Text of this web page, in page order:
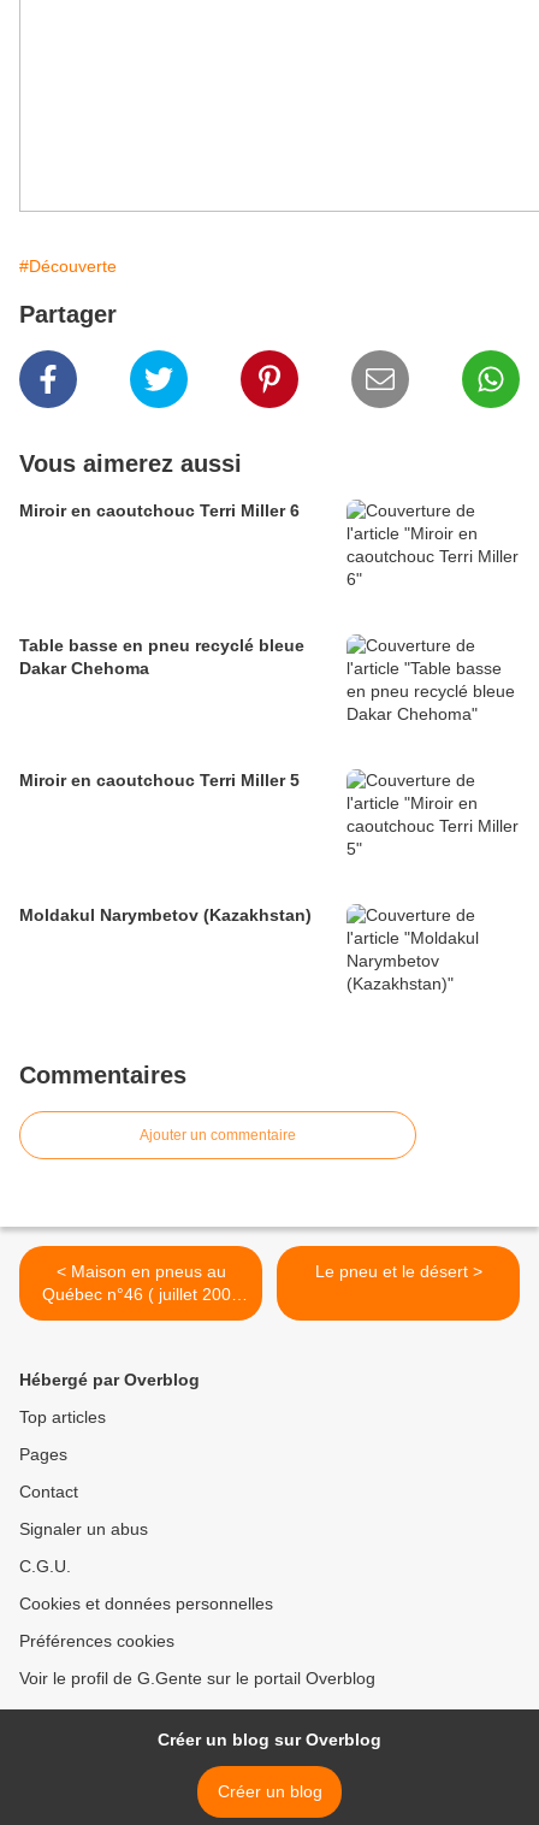
#Découverte
Partager
Vous aimerez aussi
Miroir en caoutchouc Terri Miller 6
Table basse en pneu recyclé bleue
Dakar Chehoma
Miroir en caoutchouc Terri Miller 5
Moldakul Narymbetov (Kazakhstan)
Commentaires
Ajouter un commentaire
< Maison en pneus au
Québec n°46 ( juillet 2006
muret nord )
Le pneu et le désert >
Hébergé par Overblog
Top articles
Pages
Contact
Signaler un abus
C.G.U.
Cookies et données personnelles
Préférences cookies
Voir le profil de G.Gente sur le portail Overblog
Créer un blog sur Overblog
Créer un blog